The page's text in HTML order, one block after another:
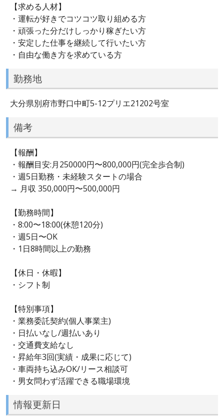
【求める人材】
・運転が好きでコツコツ取り組める方
・頑張った分だけしっかり稼ぎたい方
・安定した仕事を継続して行いたい方
・自由な働き方を求めている方
勤務地
大分県別府市野口中町5-12プリエ21202号室
備考
【報酬】
・報酬目安:月250000円〜800,000円(完全歩合制)
・週5日勤務・未経験スタートの場合
→ 月収 350,000円〜500,000円
【勤務時間】
・8:00〜18:00(休憩120分)
・週5日〜OK
・1日8時間以上の勤務
【休日・休暇】
・シフト制
【特別事項】
・業務委託契約(個人事業主)
・日払いなし/週払いあり
・交通費支給なし
・昇給年3回(実績・成果に応じて)
・車両持ち込みOK/リース相談可
・男女問わず活躍できる職場環境
情報更新日